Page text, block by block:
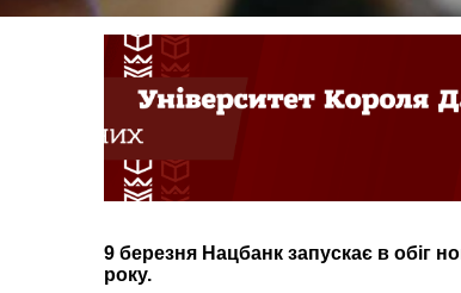
9 березня Нацбанк запускає в обіг
року.